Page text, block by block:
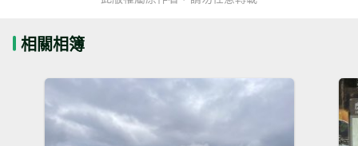
相關相簿